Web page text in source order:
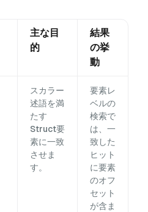
主な目
的
結果
の挙
動
スカラー
述語を満
たす
Struct要
素に一致
させま
す。
要素レ
ベルの
検索で
は、一
致した
ヒット
に要素
のオフ
セット
が含ま